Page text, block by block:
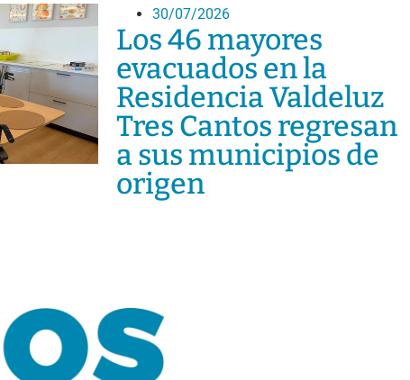
30/07/2026
Los 46 mayores
evacuados en la
Residencia Valdeluz
Tres Cantos regresan
a sus municipios de
origen